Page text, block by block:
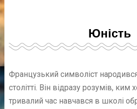
Юність
Французький символіст
столітті. Він відразу розумів, ким
тривалий час навчався в школі